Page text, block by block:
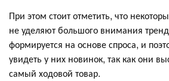
При этом стоит отметить, что
не уделяют большого внимания
формируется на основе спроса, и
увидеть у них новинок, так как они
самый ходовой товар.